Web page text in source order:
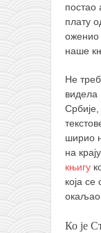
постао
плату
оженио
наше
Не
видела
ширио
на
књигу
која
окаљао
Ко је